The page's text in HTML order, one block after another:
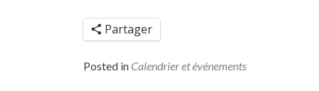
Partager
Posted in Calendrier et événements